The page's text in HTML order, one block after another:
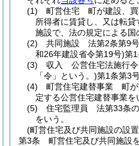
(1)
町営住宅 町が建設、買
所得者に賃貸し、又は転
施設で、法の規定による国
(2)
共同施設 法第2条第9号
和26年建設省令第19号)第1
(3)
収入 公営住宅法施行令
「令」という。)第1条第3
(4)
町営住宅建替事業 町が
定する公営住宅建替事業を
(5)
住宅監理員 法第33条
をいう。
(町営住宅及び共同施設の設
第3条
町営住宅及び共同施設